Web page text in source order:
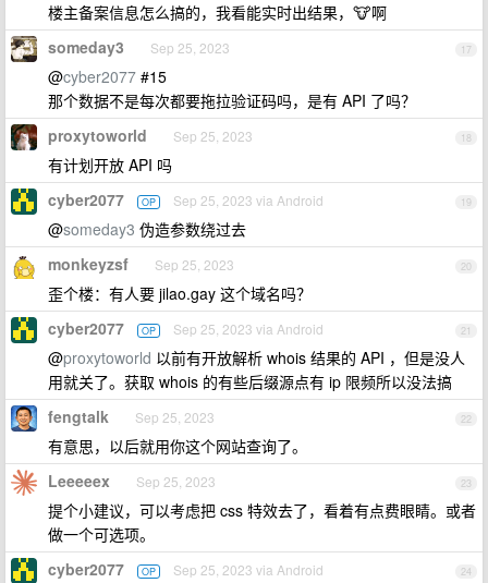
楼主备案信息怎么搞的，我看能实时出结果，🐮啊
17
someday3 Sep 25, 2023
@cyber2077 #15
那个数据不是每次都要拖拉验证码吗，是有 API 了吗？
18
proxytoworld Sep 25, 2023
有计划开放 API 吗
19
cyber2077 OP Sep 25, 2023 via Android
@someday3 伪造参数绕过去
20
monkeyzsf Sep 25, 2023
歪个楼：有人要 jilao.gay 这个域名吗？
21
cyber2077 OP Sep 25, 2023 via Android
@proxytoworld 以前有开放解析 whois 结果的 API ，但是没人
用就关了。获取 whois 的有些后缀源点有 ip 限频所以没法搞
22
fengtalk Sep 25, 2023
有意思，以后就用你这个网站查询了。
23
Leeeeex Sep 25, 2023
提个小建议，可以考虑把 css 特效去了，看着有点费眼睛。或者
做一个可选项。
24
cyber2077 OP Sep 25, 2023 via Android